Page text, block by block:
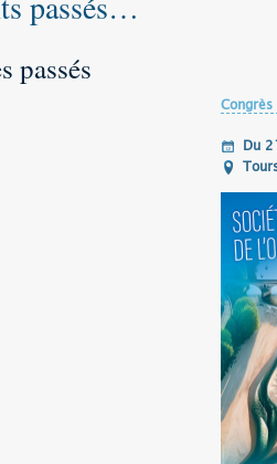
passés
Congrès
Du